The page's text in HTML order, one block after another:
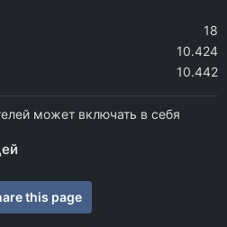
18
10.424
10.442
может включать в себя
this page